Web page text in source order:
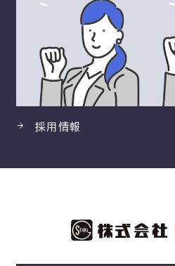
採用情報